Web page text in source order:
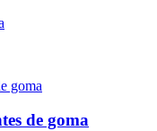
de goma